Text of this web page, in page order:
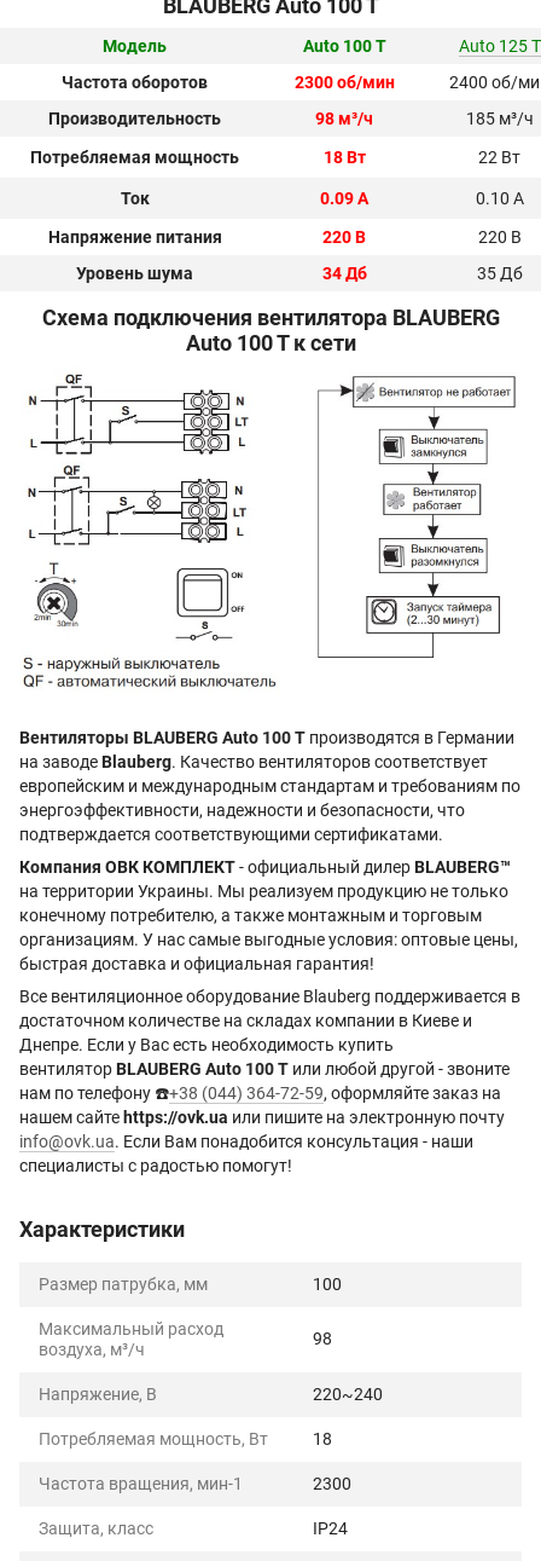
BLAUBERG Auto 100 T
Модель Auto 100 T
Auto 125 T
Частота оборотов
2300 об/мин
2400 об/
Производительность
98 м³/ч
185 м³/ч
Потребляемая мощность
18 Вт 22 Вт
Ток 0.09 А
0.10 А
Напряжение питания
220 В
220 В
Уровень шума
34 Дб 35 Дб
Схема подключения вентилятора BLAUBERG
Auto 100 T к сети
Вентиляторы BLAUBERG Auto 100 T производятся в Германии
на заводеBlauberg. Качество вентиляторов соответствует
европейским и международным стандартам и требованиям по
энергоэффективности, надежности и безопасности, что
подтверждается соответствующими сертификатами.
Компания ОВК КОМПЛЕКТ- официальный дилерBLAUBERG™
на территории Украины. Мы реализуем продукцию не только
конечному потребителю, а также монтажным и торговым
организациям. У нас самые выгодные условия: оптовые цены,
быстрая доставка и официальная гарантия!
Все вентиляционное оборудование Blauberg поддерживается в
достаточном количестве на складах компании в Киеве и
Днепре. Если у Вас есть необходимость купить
вентиляторBLAUBERG Auto 100 T или любой другой - звоните
нам по телефону ☎️+38 (044) 364-72-59, оформляйте заказ на
нашем сайте https://ovk.ua или пишите на электронную почту
info@ovk.ua. Если Вам понадобится консультация - наши
специалисты с радостью помогут!
Характеристики
Размер патрубка, мм 100
Максимальный расход
воздуха, м³/ч
98
Напряжение, В 220~240
Потребляемая мощность, Вт 18
Частота вращения, мин-1 2300
Защита, класс IP24